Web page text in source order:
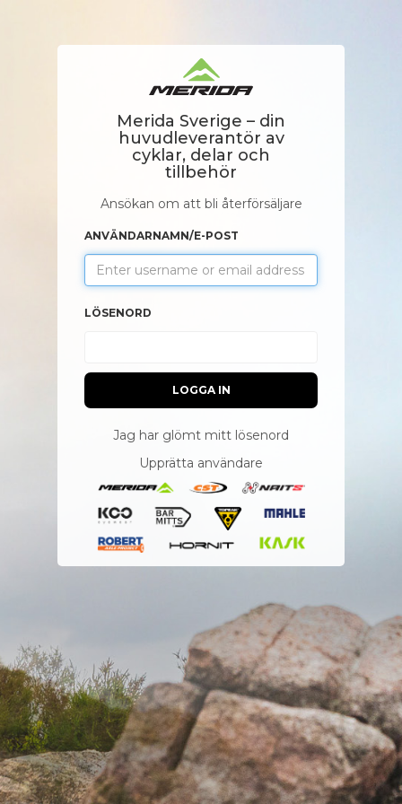
Merida Sverige – din
huvudleverantör av
cyklar, delar och
tillbehör
Ansökan om att bli återförsäljare
ANVÄNDARNAMN/E-POST
LÖSENORD
LOGGA IN
Jag har glömt mitt lösenord
Upprätta användare